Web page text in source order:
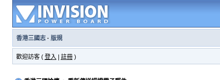
香港三國志· 版規
歡迎訪客 ( 登入 註冊)